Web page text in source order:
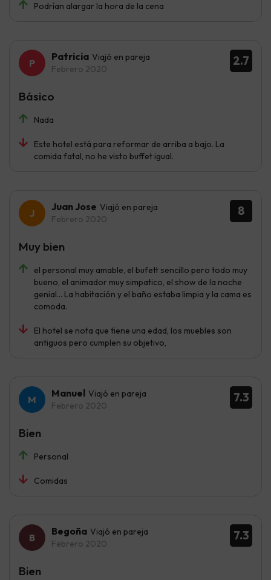
Podrían alargar la hora de la cena
2.7
Patricia Viajó en pareja
Febrero 2020
Nada
Este hotel está para reformar de arriba a bajo. La
comida fatal, no he visto buffet igual.
Básico
8
Juan Jose Viajó en pareja
Febrero 2020
el personal muy amable, el bufett sencillo pero todo muy
bueno, el animador muy simpatico, el show de la noche
genial... La habitación y el baño estaba limpia y la cama es
comoda.
El hotel se nota que tiene una edad, los muebles son
antiguos pero cumplen su objetivo,
Muy bien
7.3
Manuel Viajó en pareja
Febrero 2020
Personal
Comidas
Bien
7.3
Begoña Viajó en pareja
Febrero 2020
Bien